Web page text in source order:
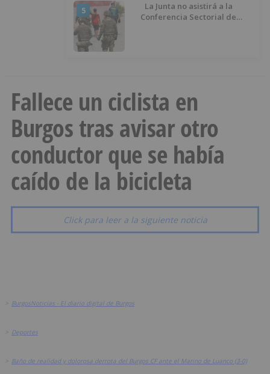
5
La Junta no asistirá a la
Conferencia Sectorial de
Fallece un ciclista en
Burgos tras avisar otro
conductor que se había
caído de la bicicleta
Click para leer a la siguiente noticia
> BurgosNoticias - El diario digital de Burgos
> Deportes
> Baño de realidad y dolorosa derrota del Burgos CF ante el Marino de Luanco (3-0)